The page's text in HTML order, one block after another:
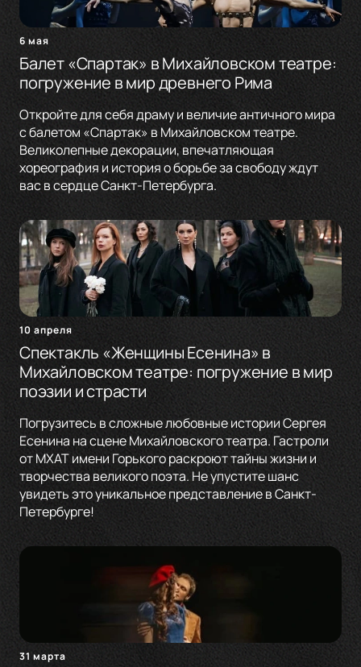
6 мая
Балет «Спартак» в Михайловском театре:
погружение в мир древнего Рима
Откройте для себя драму и величие античного мира
с балетом «Спартак» в Михайловском театре.
Великолепные декорации, впечатляющая
хореография и история о борьбе за свободу ждут
вас в сердце Санкт-Петербурга.
10 апреля
Спектакль «Женщины Есенина» в
Михайловском театре: погружение в мир
поэзии и страсти
Погрузитесь в сложные любовные истории Сергея
Есенина на сцене Михайловского театра. Гастроли
от МХАТ имени Горького раскроют тайны жизни и
творчества великого поэта. Не упустите шанс
увидеть это уникальное представление в Санкт-
Петербурге!
31 марта